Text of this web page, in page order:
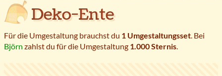
Deko-Ente
Für die Umgestaltung brauchst du 1 Umgestaltungsset. Bei
Björn zahlst du für die Umgestaltung 1.000 Sternis.